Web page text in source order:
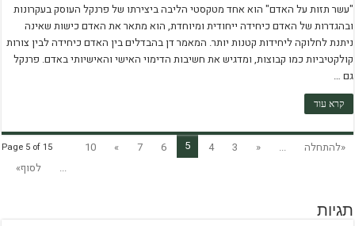
"עשר תזות על האדם" הוא אחד מטקסטי הליבה ביצירתו של פרנקל העוסק בעקרונות
ובהגדרות של האדם כיחידה ייחודית ומיוחדת, הוא מתאר את האדם כישות שאינה
ניתנת לחלוקה ליחידות קטנות יותר. המאמר דן בהבדלים בין האדם כיחידה לבין צורות
קולקטיביות כמו קבוצות, ומדגיש את חשיבות הדימוי האישי והאישיותי באדם. פרנקל
גם …
קרא עוד
Page 5 of 15 «להתחלה ...
«
3
4
5
6
7
»
10
...
לסוף»
תגיות